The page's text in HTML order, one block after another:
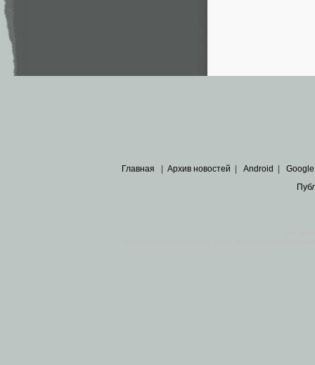
Главная Архив новостей Android Google